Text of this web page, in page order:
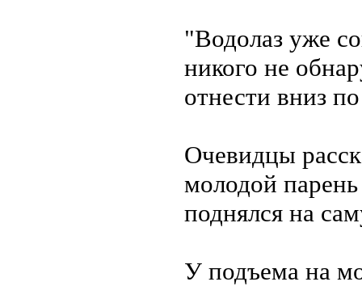
"Водолаз уже
никого не
отнести вниз
Очевидцы
молодой
поднялся на
У подъема на